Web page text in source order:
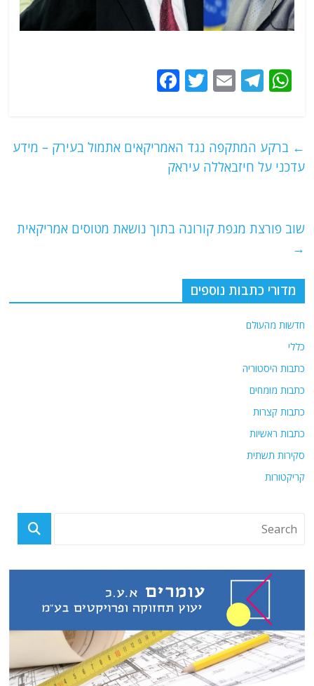
W
s
A
T
g
ra
E
l
T
er
e
k
← ברקע המתקפה נגד האמריקאים אתמול בעירק – מידע
עדכני על חיזבאללה עיראק
שוב פורצת מגפת קורונה בתוך נושאת מטוסים אמריקאית
→
מדורי כתבות נוספים
חדשות מהעולם
כללי
כתבות היסטוריה
כתבות מומחים
כתבות קצרות
כתבות ראשיות
סקירות תשתית
קריקטורות